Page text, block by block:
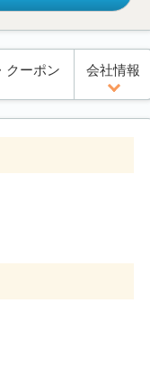
クーポン 会社情報